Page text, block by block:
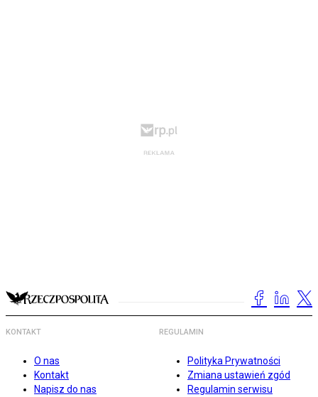
KONTAKT
O nas
Kontakt
Napisz do nas
REGULAMIN
Polityka Prywatności
Zmiana ustawień zgód
Regulamin serwisu